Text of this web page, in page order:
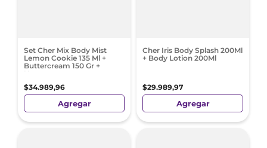
Set Cher Mix Body Mist
Lemon Cookie 135 Ml +
Buttercream 150 Gr +
Neceser
$34.989,96
Agregar
Cher Iris Body Splash 200Ml
+ Body Lotion 200Ml
$29.989,97
Agregar